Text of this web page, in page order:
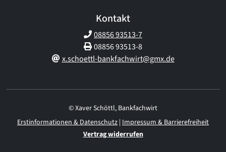
Kontakt
08856 93513-7
08856 93513-8
x.schoettl-bankfachwirt@gmx.de
© Xaver Schöttl, Bankfachwirt
Erstinformationen & Datenschutz | Impressum & Barrierefreiheit
Vertrag widerrufen